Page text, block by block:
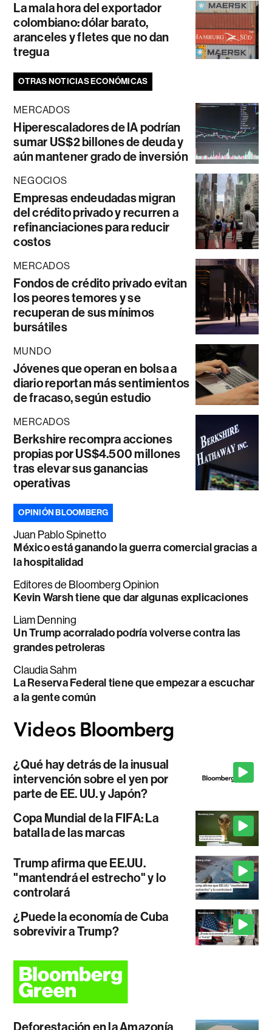
La mala hora del exportador
colombiano: dólar barato,
aranceles y fletes que no dan
tregua
OTRAS NOTICIAS ECONÓMICAS
MERCADOS
Hiperescaladores de IA podrían
sumar US$2 billones de deuda y
aún mantener grado de inversión
NEGOCIOS
Empresas endeudadas migran
del crédito privado y recurren a
refinanciaciones para reducir
costos
MERCADOS
Fondos de crédito privado evitan
los peores temores y se
recuperan de sus mínimos
bursátiles
MUNDO
Jóvenes que operan en bolsa a
diario reportan más sentimientos
de fracaso, según estudio
MERCADOS
Berkshire recompra acciones
propias por US$4.500 millones
tras elevar sus ganancias
operativas
OPINIÓN BLOOMBERG
Juan Pablo Spinetto
México está ganando la guerra comercial gracias a
la hospitalidad
Editores de Bloomberg Opinion
Kevin Warsh tiene que dar algunas explicaciones
Liam Denning
Un Trump acorralado podría volverse contra las
grandes petroleras
Claudia Sahm
La Reserva Federal tiene que empezar a escuchar
a la gente común
¿Qué hay detrás de la inusual
intervención sobre el yen por
parte de EE. UU. y Japón?
Copa Mundial de la FIFA: La
batalla de las marcas
Trump afirma que EE.UU.
"mantendrá el estrecho" y lo
controlará
¿Puede la economía de Cuba
sobrevivir a Trump?